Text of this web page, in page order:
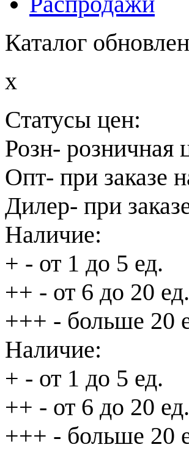
Каталог
x
Статусы цен:
Розн- розничная
Опт- при заказе
Дилер- при
Наличие:
+ - от 1 до 5 ед.
++ - от 6 до 20 ед.
+++ - больше 20
Наличие:
+ - от 1 до 5 ед.
++ - от 6 до 20 ед.
+++ - больше 20